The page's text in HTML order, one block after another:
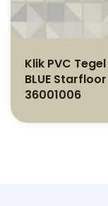
Klik PVC
BLUE
36001006